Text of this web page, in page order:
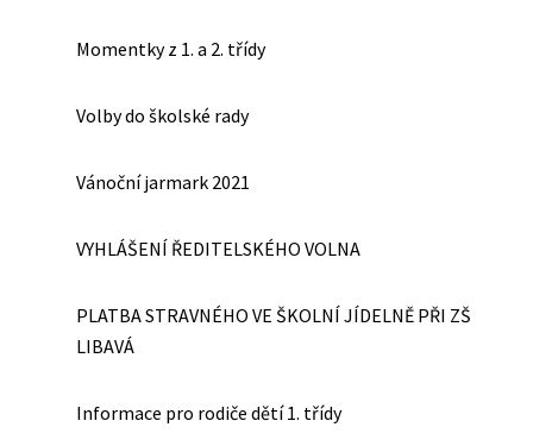
Momentky z 1. a 2. třídy
Volby do školské rady
Vánoční jarmark 2021
VYHLÁŠENÍ ŘEDITELSKÉHO VOLNA
PLATBA STRAVNÉHO VE ŠKOLNÍ JÍDELNĚ PŘI ZŠ
LIBAVÁ
Informace pro rodiče dětí 1. třídy